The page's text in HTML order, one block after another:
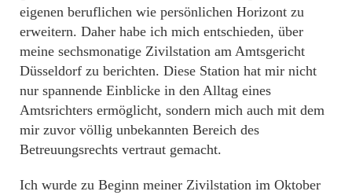
eigenen beruflichen wie persönlichen Horizont zu
erweitern. Daher habe ich mich entschieden, über
meine sechsmonatige Zivilstation am Amtsgericht
Düsseldorf zu berichten. Diese Station hat mir nicht
nur spannende Einblicke in den Alltag eines
Amtsrichters ermöglicht, sondern mich auch mit dem
mir zuvor völlig unbekannten Bereich des
Betreuungsrechts vertraut gemacht.
Ich wurde zu Beginn meiner Zivilstation im Oktober